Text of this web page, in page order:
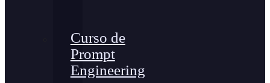
Curso de
Prompt
Engineering